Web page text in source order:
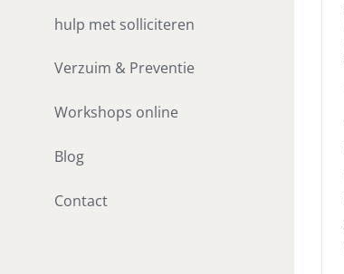
hulp met solliciteren
Verzuim & Preventie
Workshops online
Blog
Contact